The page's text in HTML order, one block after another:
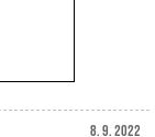
8. 9. 2022